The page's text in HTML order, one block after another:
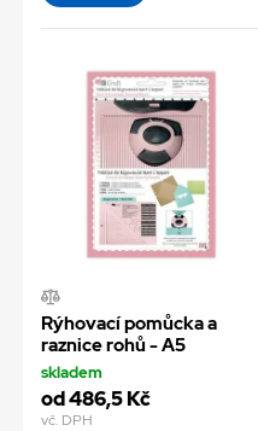
Rýhovací pomůcka a
raznice rohů - A5
skladem
od 486,5 Kč
vč. DPH